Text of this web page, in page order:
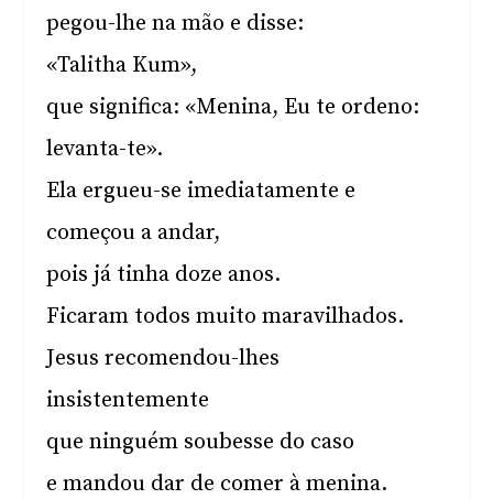
pegou-lhe na mão e disse:
«Talitha Kum»,
que significa: «Menina, Eu te ordeno:
levanta-te».
Ela ergueu-se imediatamente e
começou a andar,
pois já tinha doze anos.
Ficaram todos muito maravilhados.
Jesus recomendou-lhes
insistentemente
que ninguém soubesse do caso
e mandou dar de comer à menina.